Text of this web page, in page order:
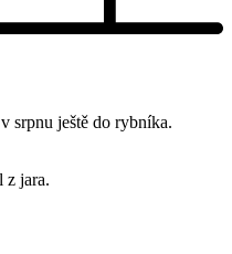
srpnu ještě do rybníka.
z jara.